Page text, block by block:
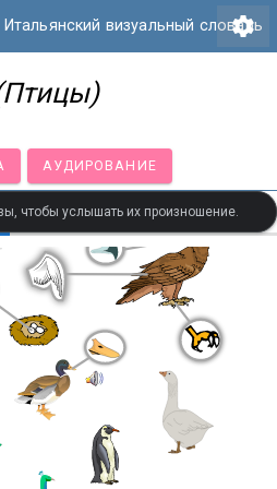
Итальянский визуальный словарь
settings
АУДИРОВАНИЕ
чтобы услышать их произношение.